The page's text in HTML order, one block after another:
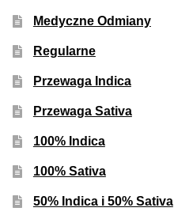
Medyczne Odmiany
Regularne
Przewaga Indica
Przewaga Sativa
100% Indica
100% Sativa
50% Indica i 50% Sativa